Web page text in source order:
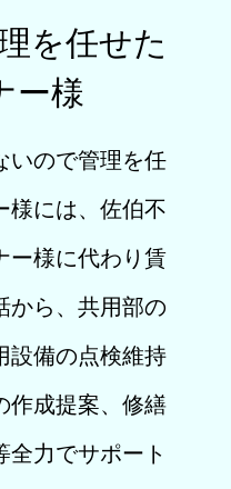
を任せた
ー様
いので管理を任
様には、佐伯不
ー様に代わり賃
から、共用部の
設備の点検維持
作成提案、修繕
全力でサポート